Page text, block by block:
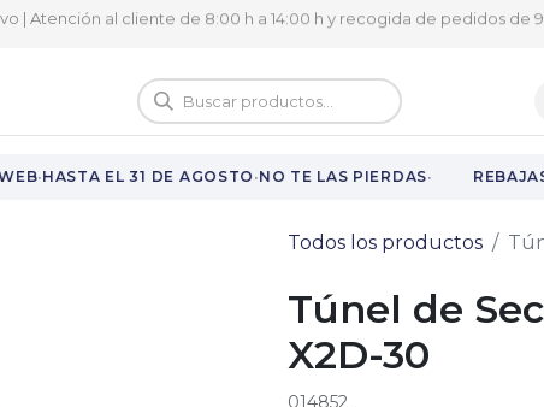
| Atención al cliente de 8:00 h a 14:00 h y recogida de pedidos de
Vuelta al cole
·HASTA EL 31 DE AGOSTO·NO TE LAS PIERDAS·
Todos los productos
Túnel de
X2D-30
014852